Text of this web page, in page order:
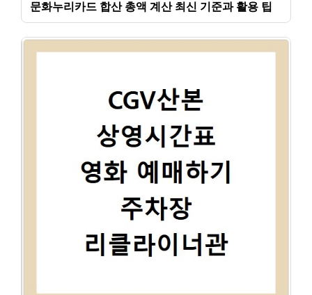
문화누리카드 합산 총액 계산 최신 기준과 활용 팁